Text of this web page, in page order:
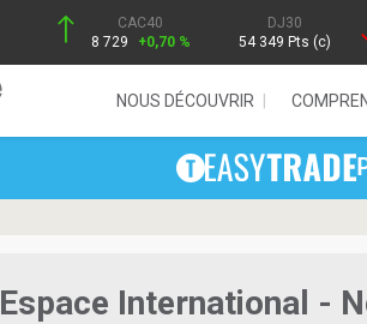
CAC40
8 729
+0,70 %
DJ30
54 349 Pts (c)
NOUS DÉCOUVRIR
Espace International -